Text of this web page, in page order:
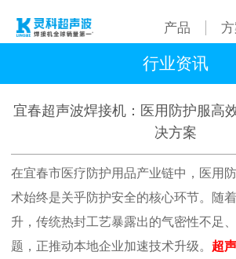
产品
行业资讯
宜春超声波焊接机：医用防护服高
决方案
在宜春市医疗防护用品产业链中，医用
术始终是关乎防护安全的核心环节。随
升，传统热封工艺暴露出的气密性不足
题，正推动本地企业加速技术升级。 超